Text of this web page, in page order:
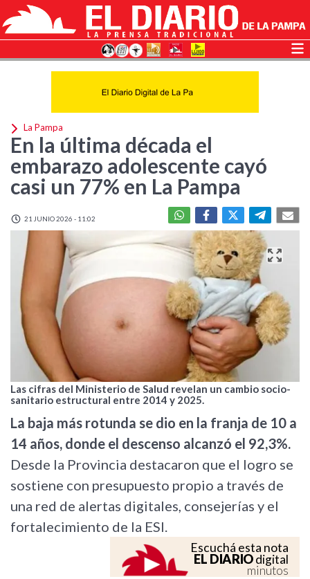
La Pampa
En la última década el
embarazo adolescente cayó
casi un 77% en La Pampa
21 JUNIO 2026 - 11:02
Las cifras del Ministerio de Salud revelan un cambio socio-
sanitario estructural entre 2014 y 2025.
La baja más rotunda se dio en la franja de 10 a
14 años, donde el descenso alcanzó el 92,3%.
Desde la Provincia destacaron que el logro se
sostiene con presupuesto propio a través de
una red de alertas digitales, consejerías y el
fortalecimiento de la ESI.
Escuchá esta nota
EL DIARIOdigital
minutos